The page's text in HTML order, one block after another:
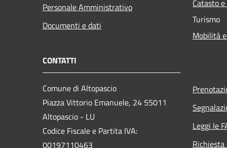
Personale Amministrativo
Documenti e dati
Catasto
Turismo
Mobilità
CONTATTI
Comune di Altopascio
Piazza Vittorio Emanuele, 24 55011
Altopascio - LU
Codice Fiscale e Partita IVA:
00197110463
Leggi le